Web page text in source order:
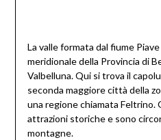
La valle formata dal fiume
meridionale della Provincia di
Valbelluna. Qui si trova il
seconda maggiore città della
una regione chiamata
attrazioni storiche e sono
montagne.